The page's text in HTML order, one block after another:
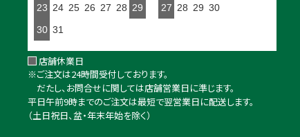
23 24 25 26 27 28 29
30 31
27 28 29 30
店舗休業日
※ご注文は24時間受付しております。
だたし、お問合せに関しては店舗営業日に準じます。
平日午前9時までのご注文は最短で翌営業日に配送します。
（土日祝日、盆・年末年始を除く）